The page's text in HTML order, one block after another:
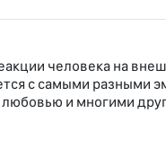
человека на
с самыми разными
любовью и многими